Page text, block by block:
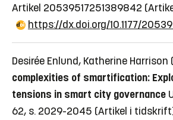
Artikel 20539517251389842
https://dx.doi.org/10.1177/
Desirée Enlund, Katherine
complexities of smartification:
tensions in smart city governance
62, s. 2029-2045 (Artikel i